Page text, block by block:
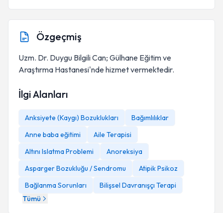
Özgeçmiş
Uzm. Dr. Duygu Bilgili Can; Gülhane Eğitim ve
Araştırma Hastanesi'nde hizmet vermektedir.
İlgi Alanları
Anksiyete (Kaygı) Bozuklukları
Bağımlılıklar
Anne baba eğitimi
Aile Terapisi
Altını Islatma Problemi
Anoreksiya
Asparger Bozukluğu / Sendromu
Atipik Psikoz
Bağlanma Sorunları
Bilişsel Davranışçı Terapi
Tümü